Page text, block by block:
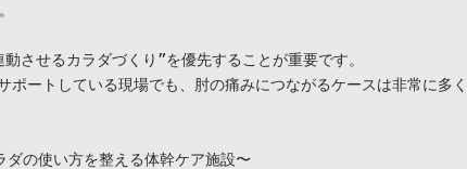
させるカラダづくり”を優先することが重要です。
ートしている現場でも、肘の痛みにつながるケースは非常に多く
の使い方を整える体幹ケア施設〜